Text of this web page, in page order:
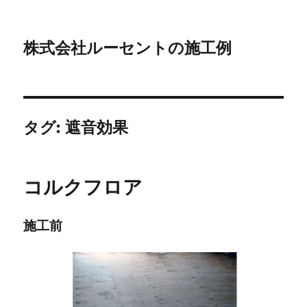
株式会社ルーセントの施工例
タグ:遮音効果
コルクフロア
施工前